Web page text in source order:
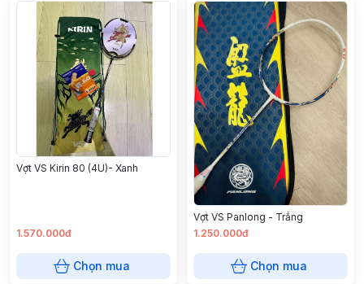
Vợt VS Kirin 80 (4U)- Xanh
1.570.000đ
Chọn mua
Vợt VS Panlong - Trắng
1.250.000đ
Chọn mua